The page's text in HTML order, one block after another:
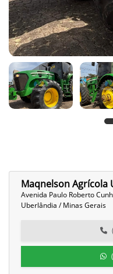
Maqnelson Agrícola
Avenida Paulo Roberto
Uberlândia / Minas Gerais